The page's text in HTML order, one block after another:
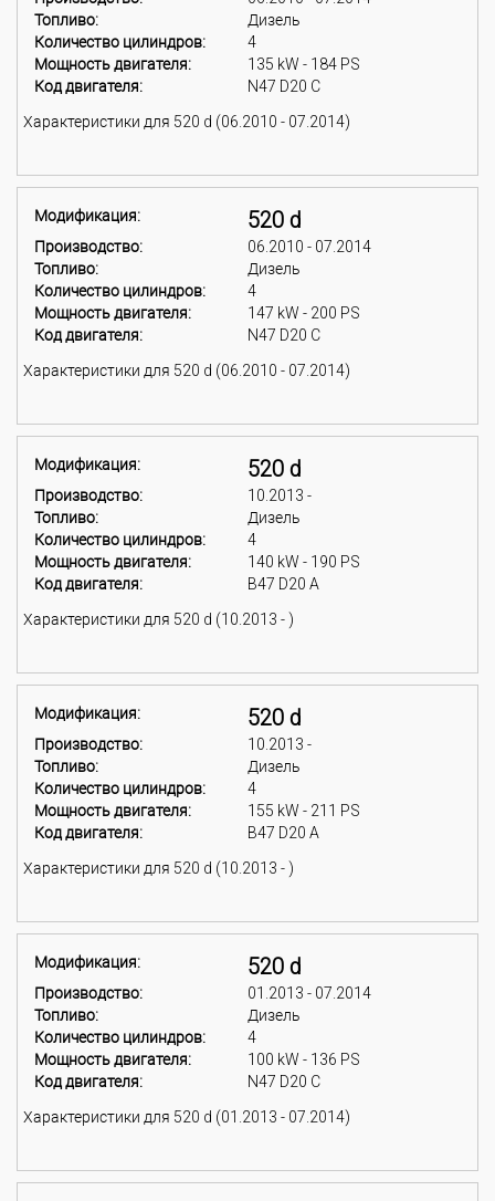
Топливо:
Дизель
Количество цилиндров:
4
Мощность двигателя:
135 kW - 184 PS
Код двигателя:
N47 D20 C
Характеристики для 520 d (06.2010 - 07.2014)
Модификация: 520 d
Производство:
06.2010 - 07.2014
Топливо:
Дизель
Количество цилиндров:
4
Мощность двигателя:
147 kW - 200 PS
Код двигателя:
N47 D20 C
Характеристики для 520 d (06.2010 - 07.2014)
Модификация: 520 d
Производство:
10.2013 -
Топливо:
Дизель
Количество цилиндров:
4
Мощность двигателя:
140 kW - 190 PS
Код двигателя:
B47 D20 A
Характеристики для 520 d (10.2013 - )
Модификация: 520 d
Производство:
10.2013 -
Топливо:
Дизель
Количество цилиндров:
4
Мощность двигателя:
155 kW - 211 PS
Код двигателя:
B47 D20 A
Характеристики для 520 d (10.2013 - )
Модификация: 520 d
Производство:
01.2013 - 07.2014
Топливо:
Дизель
Количество цилиндров:
4
Мощность двигателя:
100 kW - 136 PS
Код двигателя:
N47 D20 C
Характеристики для 520 d (01.2013 - 07.2014)